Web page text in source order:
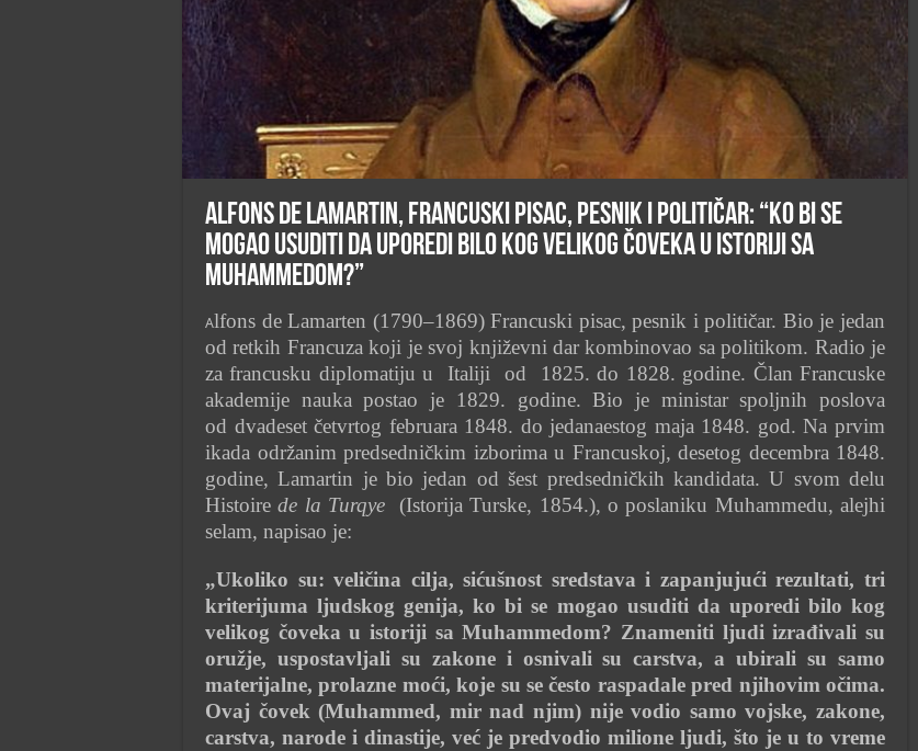
Alfons de Lamartin, francuski pisac, pesnik i političar: “Ko bi se
mogao usuditi da uporedi bilo kog velikog čoveka u istoriji sa
Muhammedom?”
Alfons de Lamarten (1790–1869) Francuski pisac, pesnik i političar. Bio je jedan
od retkih Francuza koji je svoj književni dar kombinovao sa politikom. Radio je
za francusku diplomatiju u Italiji od 1825. do 1828. godine. Član Francuske
akademije nauka postao je 1829. godine. Bio je ministar spoljnih poslova
od dvadeset četvrtog februara 1848. do jedanaestog maja 1848. god. Na prvim
ikada održanim predsedničkim izborima u Francuskoj, desetog decembra 1848.
godine, Lamartin je bio jedan od šest predsedničkih kandidata. U svom delu
Histoire de la Turqye (Istorija Turske, 1854.), o poslaniku Muhammedu, alejhi
selam, napisao je:
„Ukoliko su: veličina cilja, sićušnost sredstava i zapanjujući rezultati, tri
kriterijuma ljudskog genija, ko bi se mogao usuditi da uporedi bilo kog
velikog čoveka u istoriji sa Muhammedom? Znameniti ljudi izrađivali su
oružje, uspostavljali su zakone i osnivali su carstva, a ubirali su samo
materijalne, prolazne moći, koje su se često raspadale pred njihovim očima.
Ovaj čovek (Muhammed, mir nad njim) nije vodio samo vojske, zakone,
carstva, narode i dinastije, već je predvodio milione ljudi, što je u to vreme